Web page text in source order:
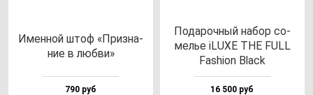
Имен­ной штоф «Приз­на­
ние в люб­ви»
790 руб
Пода­роч­ный на­бор со­
мелье iLUXE THE FULL
Fas­hi­on Black
16 500 руб